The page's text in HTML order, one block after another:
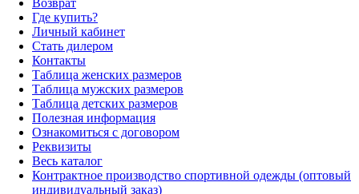
Возврат
Где купить?
Личный кабинет
Стать дилером
Контакты
Таблица женских размеров
Таблица мужских размеров
Таблица детских размеров
Полезная информация
Ознакомиться с договором
Реквизиты
Весь каталог
Контрактное производство спортивной одежды (оптовый
индивидуальный заказ)